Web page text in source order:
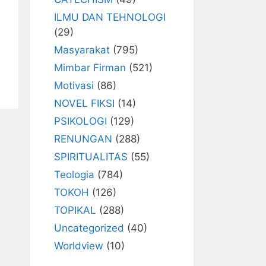
ILMU DAN TEHNOLOGI
(29)
Masyarakat (795)
Mimbar Firman (521)
Motivasi (86)
NOVEL FIKSI (14)
PSIKOLOGI (129)
RENUNGAN (288)
SPIRITUALITAS (55)
Teologia (784)
TOKOH (126)
TOPIKAL (288)
Uncategorized (40)
Worldview (10)